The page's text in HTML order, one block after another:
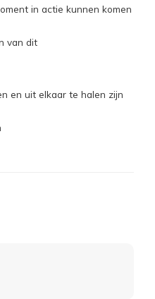
in actie kunnen komen
van dit
en uit elkaar te halen zijn